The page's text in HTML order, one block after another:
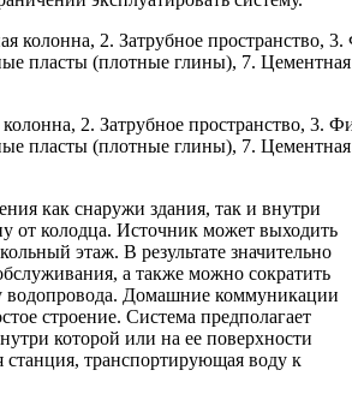
2. Затрубное пространство, 3.
пласты (плотные глины), 7. Цементная
как снаружи здания, так и внутри
от колодца. Источник может выходить
этаж. В результате значительно
а также можно сократить
водопровода. Домашние коммуникации
строение. Система предполагает
которой или на ее поверхности
станция, транспортирующая воду к